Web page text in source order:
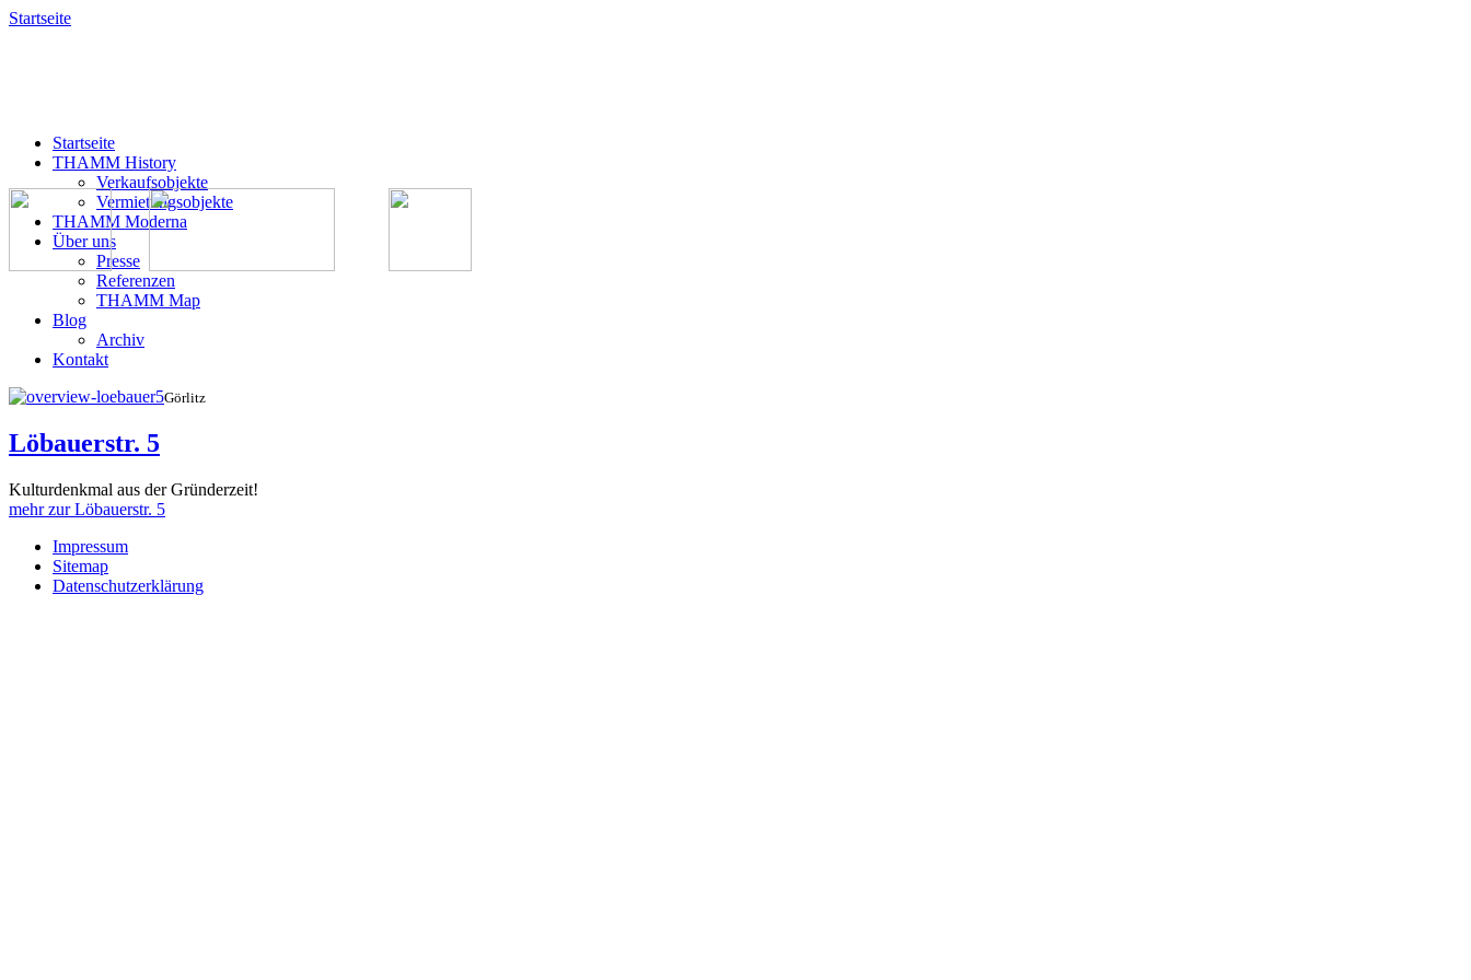
Startseite
Startseite
THAMM History
Verkaufsobjekte
Vermietungsobjekte
THAMM Moderna
Über uns
Presse
Referenzen
THAMM Map
Blog
Archiv
Kontakt
Görlitz
Löbauerstr. 5
Kulturdenkmal aus der Gründerzeit!
mehr zur Löbauerstr. 5
Impressum
Sitemap
Datenschutzerklärung